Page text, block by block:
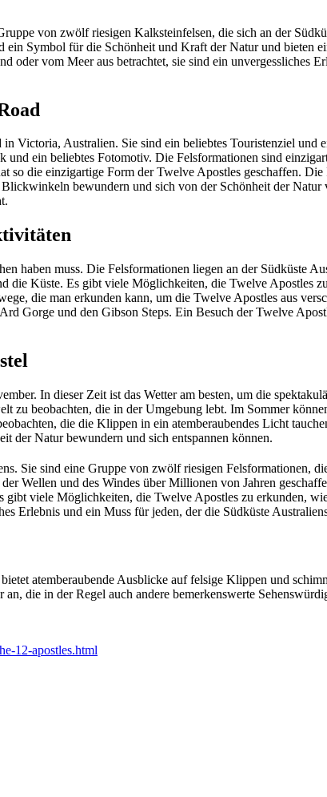
von zwölf riesigen Kalksteinfelsen, die sich an der
ein Symbol für die Schönheit und Kraft der Natur und bieten
oder vom Meer aus betrachtet, sie sind ein unvergessliches
Victoria, Australien. Sie sind ein beliebtes Touristenziel und
ein beliebtes Fotomotiv. Die Felsformationen sind
so die einzigartige Form der Twelve Apostles geschaffen.
bewundern und sich von der Schönheit der
haben muss. Die Felsformationen liegen an der Südküste
die Küste. Es gibt viele Möglichkeiten, die Twelve Apostles
die man erkunden kann, um die Twelve Apostles aus
Gorge und den Gibson Steps. Ein Besuch der Twelve
In dieser Zeit ist das Wetter am besten, um die
zu beobachten, die in der Umgebung lebt. Im Sommer
die die Klippen in ein atemberaubendes Licht
der Natur bewundern und sich entspannen können.
Sie sind eine Gruppe von zwölf riesigen Felsformationen,
Wellen und des Windes über Millionen von Jahren
gibt viele Möglichkeiten, die Twelve Apostles zu erkunden,
Erlebnis und ein Muss für jeden, der die Südküste
atemberaubende Ausblicke auf felsige Klippen und
die in der Regel auch andere bemerkenswerte
12-apostles.html